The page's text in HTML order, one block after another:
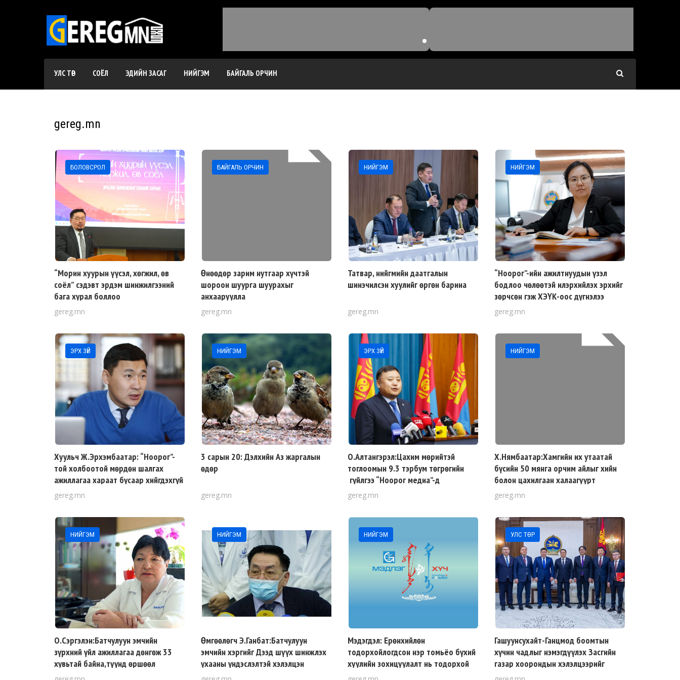
УЛС ТӨР СОЁЛ ЭДИЙН ЗАСАГ НИЙГЭМ БАЙГАЛЬ ОРЧИН
gereg.mn
БОЛОВСРОЛ
“Морин хуурын үүсэл, хөгжил, өв
соёл” сэдэвт эрдэм шинжилгээний
бага хурал боллоо
gereg.mn
БАЙГАЛЬ ОРЧИН
Өнөөдөр зарим нутгаар хүчтэй
шороон шуурга шуурахыг
анхааруулла
gereg.mn
НИЙГЭМ
Татвар, нийгмийн даатгалын
шинэчилсэн хуулийг өргөн барина
gereg.mn
НИЙГЭМ
“Ноорог”-ийн ажилтнуудын үзэл
бодлоо чөлөөтэй илэрхийлэх эрхийг
зөрчсөн гэж ХЭҮК-оос дүгнэлээ
gereg.mn
ЭРХ ЗҮЙ
Хуульч Ж.Эрхэмбаатар: “Ноорог”-
той холбоотой мөрдөн шалгах
ажиллагаа хараат бусаар хийгдэхгүй
байна
gereg.mn
НИЙГЭМ
3 сарын 20: Дэлхийн Аз жаргалын
өдөр
gereg.mn
ЭРХ ЗҮЙ
О.Алтангэрэл:Цахим мөрийтэй
тоглоомын 9.3 тэрбум төгрөгийн
гүйлгээ “Ноорог медиа”-д
хамааралтай этгээдийн дансаар
хийгдсэн
gereg.mn
НИЙГЭМ
Х.Нямбаатар:Хамгийн их утаатай
бүсийн 50 мянга орчим айлыг хийн
болон цахилгаан халаагуурт
шилжүүлэх шийдвэр гаргалаа
gereg.mn
НИЙГЭМ
О.Сэргэлэн:Батчулуун эмчийн
зүрхний үйл ажиллагаа дөнгөж 33
хувьтай байна,түүнд өршөөл
үзүүлээч
НИЙГЭМ
Өмгөөлөгч Э.Ганбат:Батчулуун
эмчийн хэргийг Дээд шүүх шинжлэх
ухааны үндэслэлтэй хэлэлцэн
шийдвэрлэнэ гэдэгт итгэж байна
НИЙГЭМ
Мэдэгдэл: Ерөнхийлөн
тодорхойлогдсон нэр томьёо бүхий
хуулийн зохицуулалт нь тодорхой
ашиг сонирхлын үүднээс хэтрүүлэн
УЛС ТӨР
Гашуунсухайт-Ганцмод боомтын
хүчин чадлыг нэмэгдүүлэх Засгийн
газар хоорондын хэлэлцээрийг
соёрхон батлах тухай хуулийн